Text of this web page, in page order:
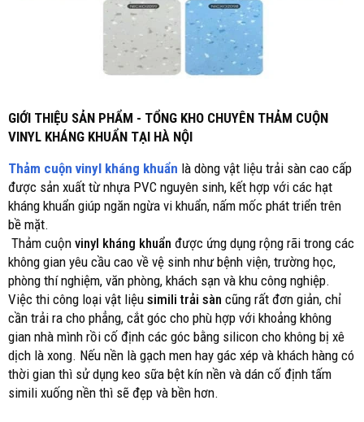
GIỚI THIỆU SẢN PHẨM - TỔNG KHO CHUYÊN THẢM CUỘN
VINYL KHÁNG KHUẨN TẠI HÀ NỘI
Thảm cuộn vinyl kháng khuẩn là dòng vật liệu trải sàn cao cấp
được sản xuất từ nhựa PVC nguyên sinh, kết hợp với các hạt
kháng khuẩn giúp ngăn ngừa vi khuẩn, nấm mốc phát triển trên
bề mặt.
Thảm cuộn vinyl kháng khuẩn được ứng dụng rộng rãi trong các
không gian yêu cầu cao về vệ sinh như bệnh viện, trường học,
phòng thí nghiệm, văn phòng, khách sạn và khu công nghiệp.
Việc thi công loại vật liệu simili trải sàn cũng rất đơn giản, chỉ
cần trải ra cho phẳng, cắt góc cho phù hợp với khoảng không
gian nhà mình rồi cố định các góc bằng silicon cho không bị xê
dịch là xong. Nếu nền là gạch men hay gác xép và khách hàng có
thời gian thì sử dụng keo sữa bệt kín nền và dán cố định tấm
simili xuống nền thì sẽ đẹp và bền hơn.